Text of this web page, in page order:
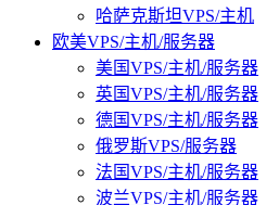
哈萨克斯坦VPS/主机
欧美VPS/主机/服务器
美国VPS/主机/服务器
英国VPS/主机/服务器
德国VPS/主机/服务器
俄罗斯VPS/服务器
法国VPS/主机/服务器
波兰VPS/主机/服务器